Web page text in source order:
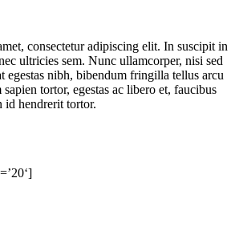
consectetur adipiscing elit. In suscipit in
ultricies sem. Nunc ullamcorper, nisi sed
egestas nibh, bibendum fringilla tellus arcu
tortor, egestas ac libero et, faucibus
id hendrerit tortor.